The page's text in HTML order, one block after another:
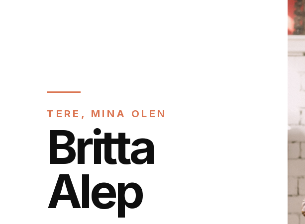
TERE, MINA OLEN
Britta
Alep